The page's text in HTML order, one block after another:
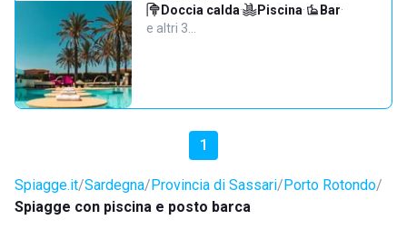
Doccia calda· Piscina· Bar·
e altri 3…
1
Spiagge.it Sardegna Provincia di Sassari Porto Rotondo
Spiagge con piscina e posto barca